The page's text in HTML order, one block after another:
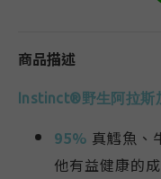
商品描述
Instinct®野生阿拉斯
95% 真鱈魚、
他有益健康的